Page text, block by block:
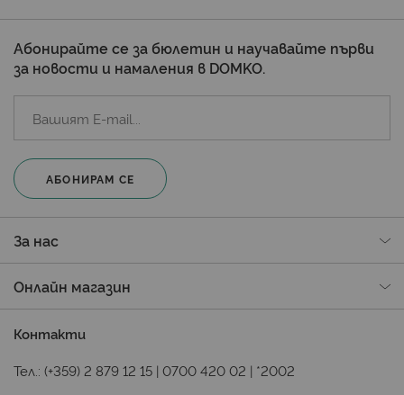
Абонирайте се за бюлетин и научавайте първи
за новости и намаления в DOMKO.
АБОНИРАМ СЕ
За нас
Онлайн магазин
Контакти
Тел.: (+359) 2 879 12 15 | 0700 420 02 | *2002